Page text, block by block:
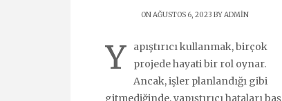
ON AĞUSTOS 6, 2023 BYADMIN
Y
apıştırıcı kullanmak, birçok
projede hayati bir rol oynar.
Ancak, işler planlandığı gibi
gitmediğinde, yapıştırıcı hataları baş